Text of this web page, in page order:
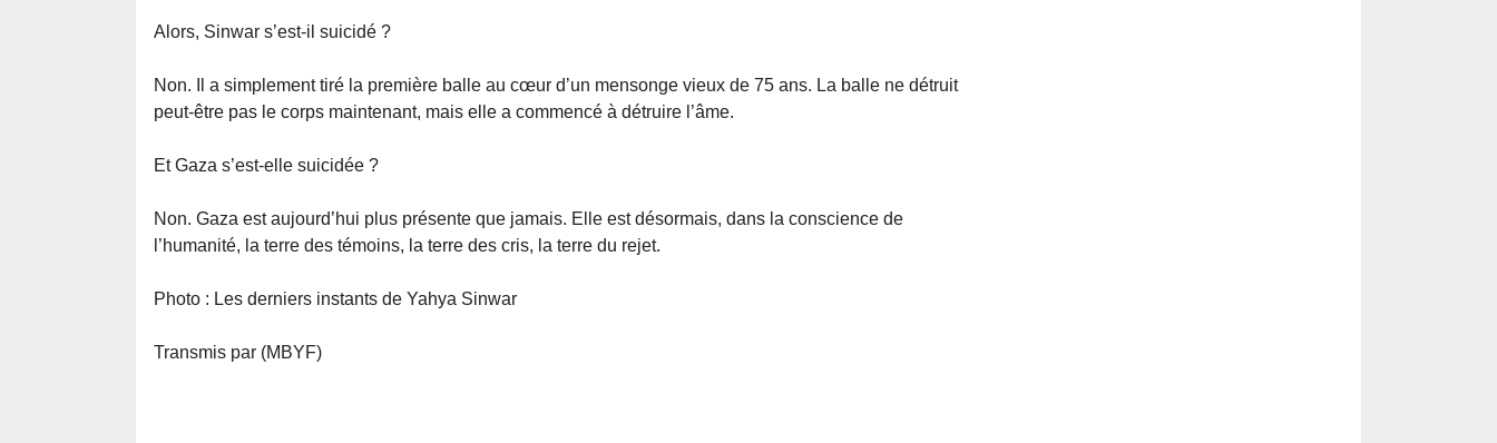
Alors, Sinwar s’est-il suicidé ?
Non. Il a simplement tiré la première balle au cœur d’un mensonge vieux de 75 ans. La balle ne détruit
peut-être pas le corps maintenant, mais elle a commencé à détruire l’âme.
Et Gaza s’est-elle suicidée ?
Non. Gaza est aujourd’hui plus présente que jamais. Elle est désormais, dans la conscience de
l’humanité, la terre des témoins, la terre des cris, la terre du rejet.
Photo : Les derniers instants de Yahya Sinwar
Transmis par (MBYF)